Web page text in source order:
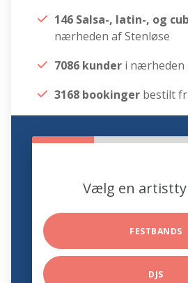
146 Salsa-, latin-, og
nærheden af Stenløse
7086 kunder i nærheden
3168 bookinger bestilt
Vælg en
FESTBANDS
DJS